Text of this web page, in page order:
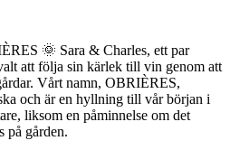
🌞 Sara & Charles, ett par
att följa sin kärlek till vin genom att
Vårt namn, OBRIÈRES,
och är en hyllning till vår början i
liksom en påminnelse om det
på gården.